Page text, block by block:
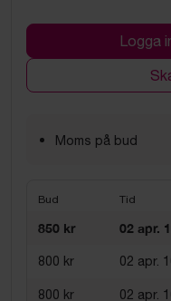
Logga
Moms på bud
Bud Tid
850 kr 02 apr.
800 kr 02 apr.
800 kr 02 apr.